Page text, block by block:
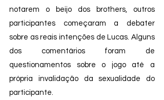
notarem o beijo dos brothers, outros
participantes começaram a debater
sobre as reais intenções de Lucas. Alguns
dos comentários foram de
questionamentos sobre o jogo até a
própria invalidação da sexualidade do
participante.